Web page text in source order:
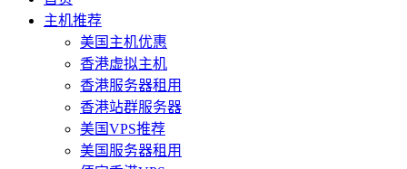
主机推荐
美国主机优惠
香港虚拟主机
香港服务器租用
香港站群服务器
美国VPS推荐
美国服务器租用